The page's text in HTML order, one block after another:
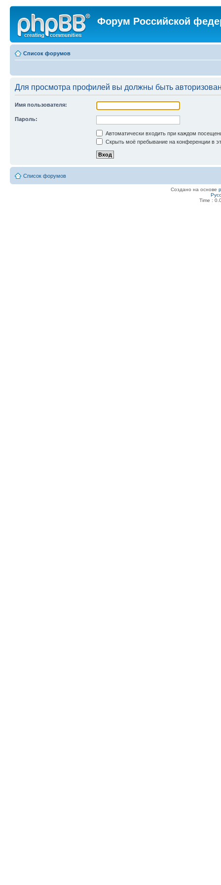
Форум Российской
Список форумов
Для просмотра профилей вы должны быть
Имя пользователя:
Пароль:
Автоматически входить при каждом
Скрыть моё пребывание на конференции в
Список форумов
Создано на основе
Time :